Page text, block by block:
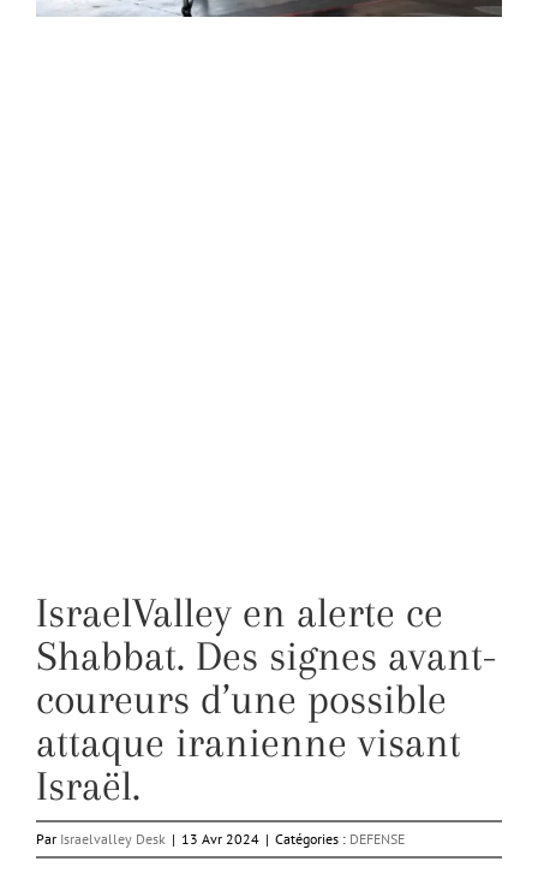
IsraelValley en alerte ce
Shabbat. Des signes avant-
coureurs d’une possible
attaque iranienne visant
Israël.
Par Israelvalley Desk | 13 Avr 2024 | Catégories : DEFENSE